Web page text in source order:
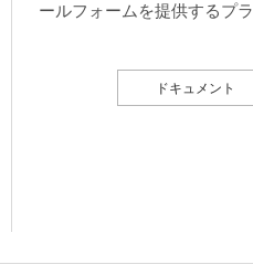
ールフォームを提供するプラ
ドキュメント